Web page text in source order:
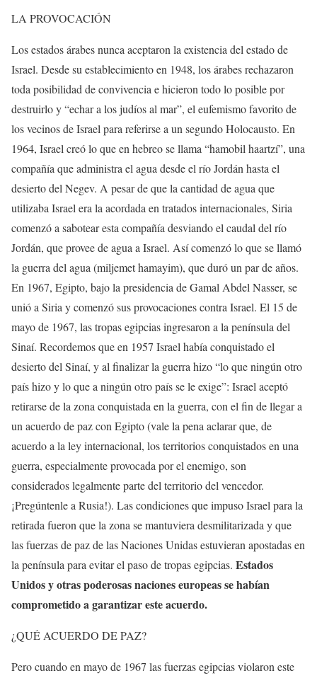
LA PROVOCACIÓN
Los estados árabes nunca aceptaron la existencia del estado de
Israel. Desde su establecimiento en 1948, los árabes rechazaron
toda posibilidad de convivencia e hicieron todo lo posible por
destruirlo y “echar a los judíos al mar”, el eufemismo favorito de
los vecinos de Israel para referirse a un segundo Holocausto. En
1964, Israel creó lo que en hebreo se llama “hamobil haartzí”, una
compañía que administra el agua desde el río Jordán hasta el
desierto del Negev. A pesar de que la cantidad de agua que
utilizaba Israel era la acordada en tratados internacionales, Siria
comenzó a sabotear esta compañía desviando el caudal del río
Jordán, que provee de agua a Israel. Así comenzó lo que se llamó
la guerra del agua (miljemet hamayim), que duró un par de años.
En 1967, Egipto, bajo la presidencia de Gamal Abdel Nasser, se
unió a Siria y comenzó sus provocaciones contra Israel. El 15 de
mayo de 1967, las tropas egipcias ingresaron a la península del
Sinaí. Recordemos que en 1957 Israel había conquistado el
desierto del Sinaí, y al finalizar la guerra hizo “lo que ningún otro
país hizo y lo que a ningún otro país se le exige”: Israel aceptó
retirarse de la zona conquistada en la guerra, con el fin de llegar a
un acuerdo de paz con Egipto (vale la pena aclarar que, de
acuerdo a la ley internacional, los territorios conquistados en una
guerra, especialmente provocada por el enemigo, son
considerados legalmente parte del territorio del vencedor.
¡Pregúntenle a Rusia!). Las condiciones que impuso Israel para la
retirada fueron que la zona se mantuviera desmilitarizada y que
las fuerzas de paz de las Naciones Unidas estuvieran apostadas en
la península para evitar el paso de tropas egipcias. Estados
Unidos y otras poderosas naciones europeas se habían
comprometido a garantizar este acuerdo.
¿QUÉ ACUERDO DE PAZ?
Pero cuando en mayo de 1967 las fuerzas egipcias violaron este